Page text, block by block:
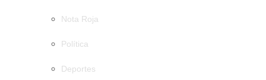
Nota Roja
Política
Deportes